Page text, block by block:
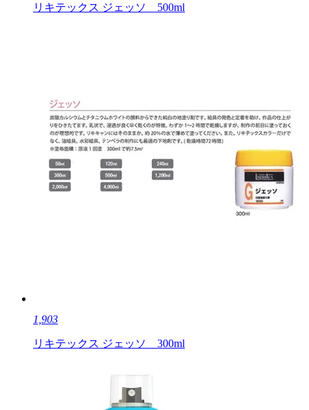
リキテックス ジェッソ 500ml
1,903
リキテックス ジェッソ 300ml